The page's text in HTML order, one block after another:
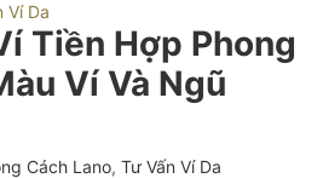
Ví Da
Tiền Hợp Phong
Ví Và Ngũ
Cách Lano, Tư Vấn Ví Da